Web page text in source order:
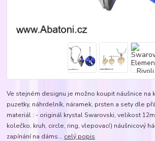
Ve stejném designu je možno koupit náušnice na
puzetky, náhrdelník, náramek, prsten a sety dle
materiál : - originál krystal Swarovski, velikost
kolečko, kruh, circle, ring, vlepovací) náušnicový
zapínání na dáms... celý popis